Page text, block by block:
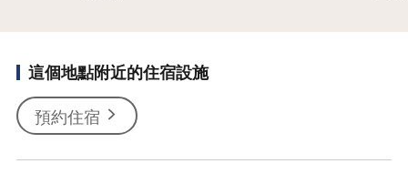
這個地點附近的住宿設施
預約住宿